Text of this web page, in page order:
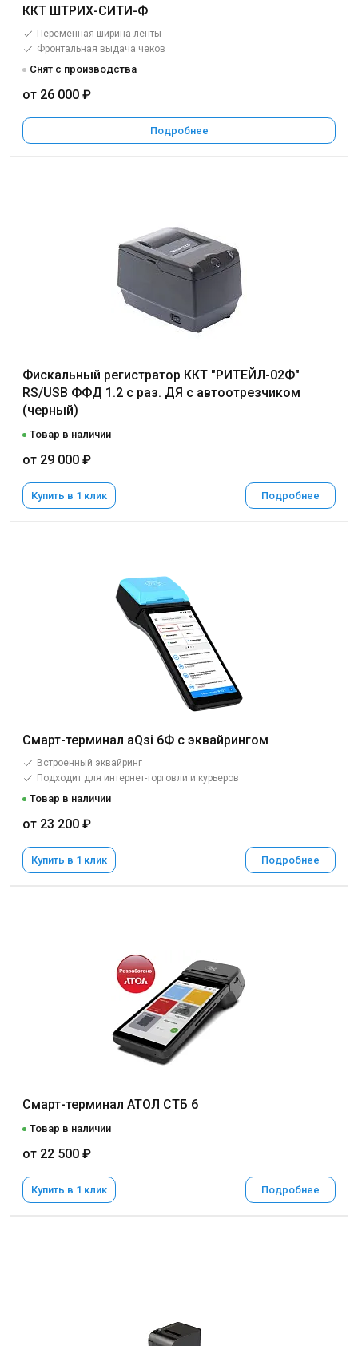
ККТ ШТРИХ-СИТИ-Ф
Переменная ширина ленты
Фронтальная выдача чеков
Снят с производства
от 26 000 ₽
Подробнее
Фискальный регистратор ККТ "РИТЕЙЛ-02Ф"
RS/USB ФФД 1.2 с раз. ДЯ с автоотрезчиком
(черный)
Товар в наличии
от 29 000 ₽
Купить в 1 клик Подробнее
Смарт-терминал aQsi 6Ф с эквайрингом
Встроенный эквайринг
Подходит для интернет-торговли и курьеров
Товар в наличии
от 23 200 ₽
Купить в 1 клик Подробнее
Смарт-терминал АТОЛ СТБ 6
Товар в наличии
от 22 500 ₽
Купить в 1 клик Подробнее